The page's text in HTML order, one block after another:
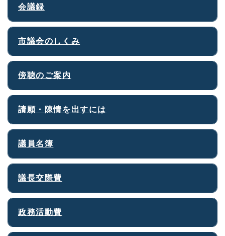
会議録
市議会のしくみ
傍聴のご案内
請願・陳情を出すには
議員名簿
議長交際費
政務活動費